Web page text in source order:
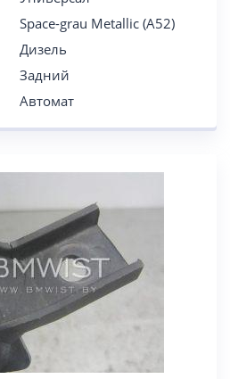
Space-grau Metallic (A52)
Дизель
Задний
Автомат